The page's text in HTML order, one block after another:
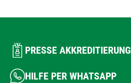
PRESSE AKKREDITIERUNG
HILFE PER WHATSAPP